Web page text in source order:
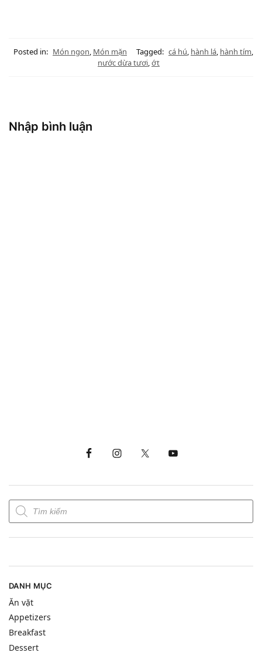
Posted in: Món ngon, Món mặn Tagged: cá hú, hành lá, hành tím,
nước dừa tươi,ớt
Nhập bình luận
DANH MỤC
Ăn vặt
Appetizers
Breakfast
Dessert